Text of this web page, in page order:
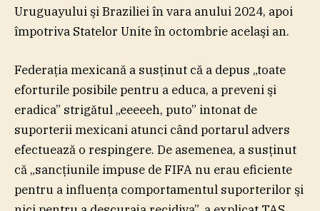
Uruguayului şi Braziliei în vara anului 2024, apoi
împotriva Statelor Unite în octombrie acelaşi an.
Federaţia mexicană a susţinut că a depus „toate
eforturile posibile pentru a educa, a preveni şi
eradica” strigătul „eeeeeh, puto” intonat de
suporterii mexicani atunci când portarul advers
efectuează o respingere. De asemenea, a susţinut
că „sancţiunile impuse de FIFA nu erau eficiente
pentru a influenţa comportamentul suporterilor şi